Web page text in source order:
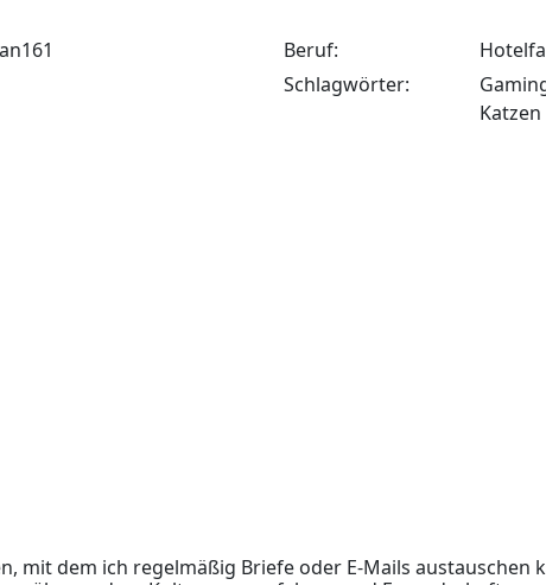
Beruf:
Schlagwörter:
Katzen
mit dem ich regelmäßig Briefe oder E-Mails austauschen